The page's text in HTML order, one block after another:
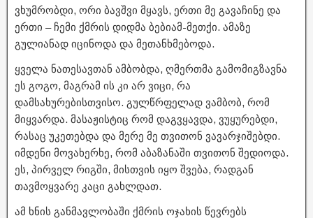
ვხუმრობდი, ორი ბავშვი მყავს, ერთი მე გავაჩინე და
ერთი – ჩემი ქმრის დიდმა ბებიამ-მეთქი. ამაზე
გულიანად იცინოდა და მეთანხმებოდა.
ყველა ნათესავთან ამბობდა, ღმერთმა გამომიგზავნა
ეს გოგო, მაგრამ ის კი არ ვიცი, რა
დამსახურებისთვისო. გულწრფელად ვამბობ, რომ
მიყვარდა. მასაჟისტიც რომ დაგვყავდა, ვუყურებდი,
რასაც უკეთებდა და მერე მე თვითონ ვავარჯიშებდი.
იმდენი მოვახერხე, რომ აბაზანაში თვითონ შედიოდა.
ეს, პირველ რიგში, მისთვის იყო შვება, რადგან
თავმოყვარე კაცი გახლდათ.
ამ ხნის განმავლობაში ქმრის ოჯახის წევრებს